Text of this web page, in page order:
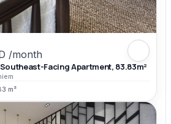
/month
Facing Apartment, 83.83m²
m²